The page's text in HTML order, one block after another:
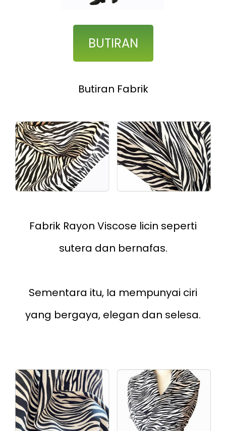
BUTIRAN
Butiran Fabrik
Fabrik Rayon Viscose licin seperti
sutera dan bernafas.
Sementara itu, Ia mempunyai ciri
yang bergaya, elegan dan selesa.